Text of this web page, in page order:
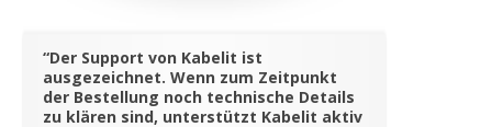
“Der Support von Kabelit ist
ausgezeichnet. Wenn zum Zeitpunkt
der Bestellung noch technische Details
zu klären sind, unterstützt Kabelit aktiv